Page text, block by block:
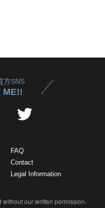
方SNS
ME!!
FAQ
Contact
Legal Information
without our written permission.